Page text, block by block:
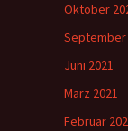
Oktober
September
Juni 2021
März 2021
Februar